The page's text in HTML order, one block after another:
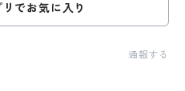
でお気に入り
通報する